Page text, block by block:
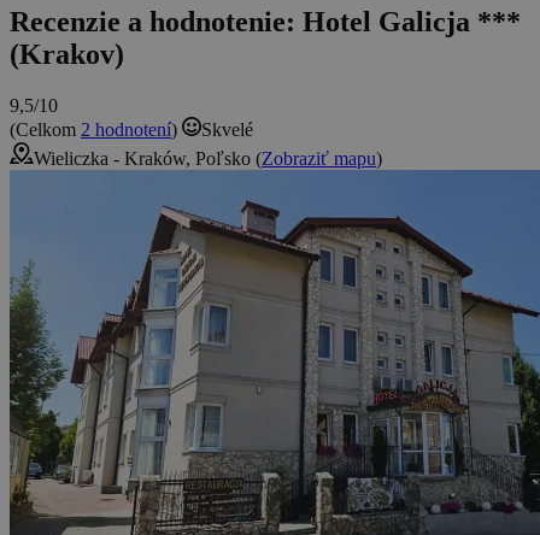
Recenzie a hodnotenie: Hotel Galicja ***
(Krakov)
9,5/10
(Celkom 2 hodnotení)
Skvelé
Wieliczka - Kraków, Poľsko (Zobraziť mapu)